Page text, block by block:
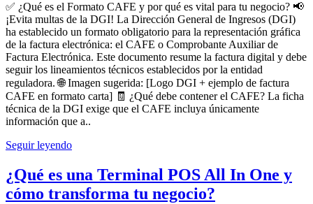
✅ ¿Qué es el Formato CAFE y por qué es vital para tu negocio? 📢
¡Evita multas de la DGI! La Dirección General de Ingresos (DGI)
ha establecido un formato obligatorio para la representación gráfica
de la factura electrónica: el CAFE o Comprobante Auxiliar de
Factura Electrónica. Este documento resume la factura digital y debe
seguir los lineamientos técnicos establecidos por la entidad
reguladora. 🌐 Imagen sugerida: [Logo DGI + ejemplo de factura
CAFE en formato carta] 🧾 ¿Qué debe contener el CAFE? La ficha
técnica de la DGI exige que el CAFE incluya únicamente
información que a..
Seguir leyendo
¿Qué es una Terminal POS All In One y
cómo transforma tu negocio?